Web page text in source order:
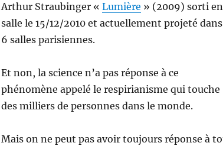
Arthur Straubinger « Lumière » (2009) sorti en
salle le 15/12/2010 et actuellement projeté dans
6 salles parisiennes.
Et non, la science n’a pas réponse à ce
phénomène appelé le respirianisme qui touche
des milliers de personnes dans le monde.
Mais on ne peut pas avoir toujours réponse à